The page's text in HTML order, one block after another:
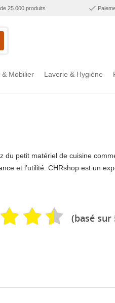
25.000 produits
& Mobilier Laverie & Hygiène
du petit matériel de cuisine
et l’utilité. CHRshop est un
(basé sur